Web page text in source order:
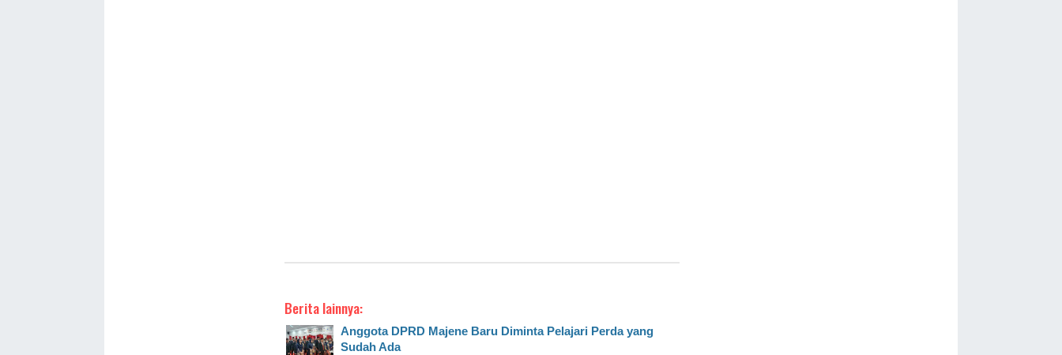
Berita lainnya:
Anggota DPRD Majene Baru Diminta Pelajari Perda yang
Sudah Ada